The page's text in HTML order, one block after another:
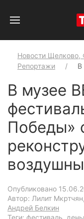
Новости Щелково,
Репортажи
В
В музее
Победы»
Опубликовано
Автор: Лилит
Андрей Белкин
Теги: фестиваль,